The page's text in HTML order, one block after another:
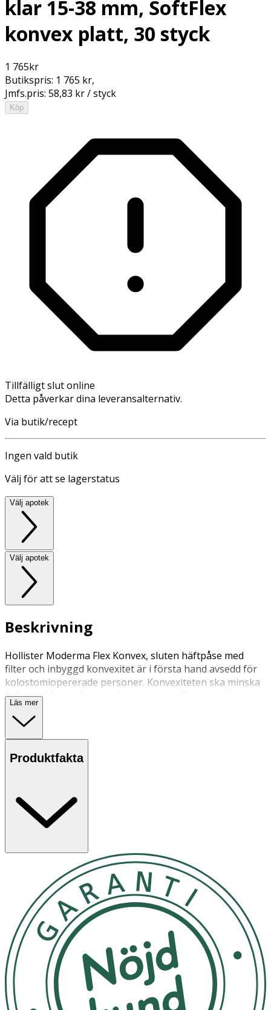
klar 15-38 mm, SoftFlex
konvex platt, 30 styck
1 765kr
Butikspris: 1 765 kr,
Jmfs.pris: 58,83 kr / styck
Köp
Tillfälligt slut online
Detta påverkar dina leveransalternativ.
Via butik/recept
Ingen vald butik
Välj för att se lagerstatus
Välj apotek
Välj apotek
Beskrivning
Hollister Moderma Flex Konvex, sluten häftpåse med
filter och inbyggd konvexitet är i första hand avsedd för
kolostomiopererade personer. Konvexiteten ska minska
läckagerisken vid t.ex. indragen stomi eller stomi i
hudplanet. Påsen har självhäftande hudskydd med små
fördjupningar. Dessa avses minska hudområdet, som
kommer i kontakt med plattan.
Läs mer
Produktfakta